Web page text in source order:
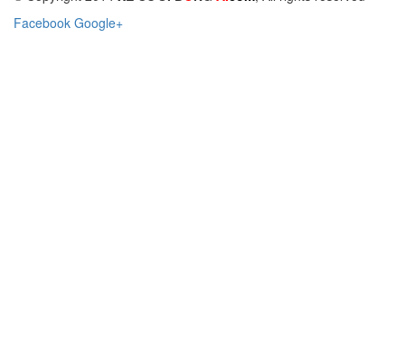
Facebook Google+